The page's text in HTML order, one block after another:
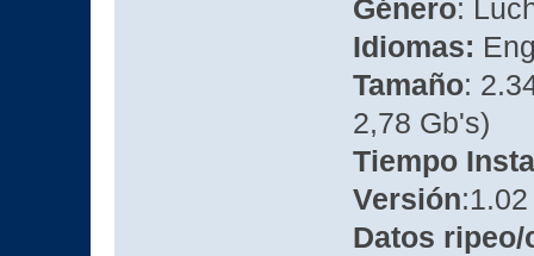
Género:
Idiomas:
Tamaño:
2,78 Gb's)
Tiempo
Versión:1.02
Datos